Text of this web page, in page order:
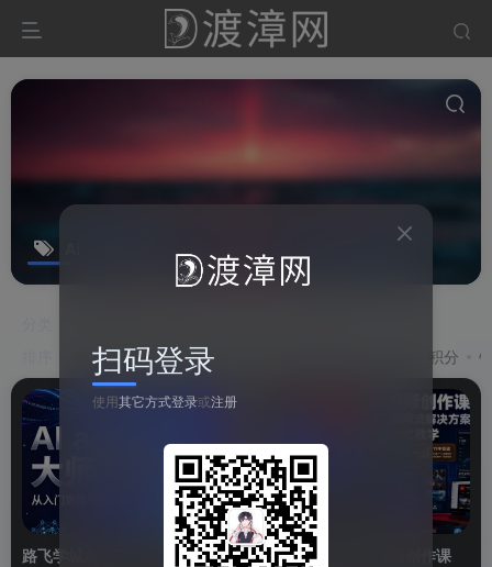
发布 更新 浏览 积分
路飞学城AI agent大师之路 YouTube油管AI视频创作课
扫码登录
使用其它方式登录或注册